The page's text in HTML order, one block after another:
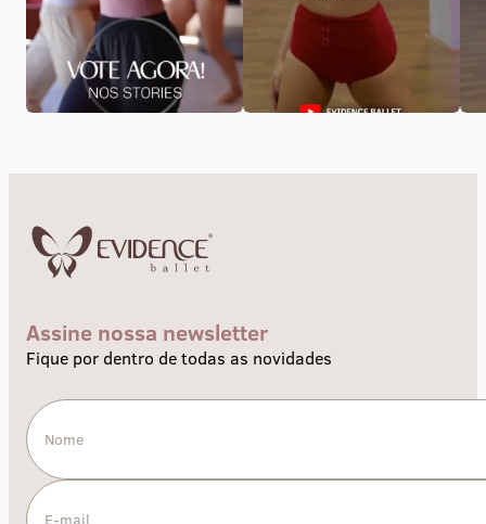
Assine nossa newsletter
Fique por dentro de todas as novidades